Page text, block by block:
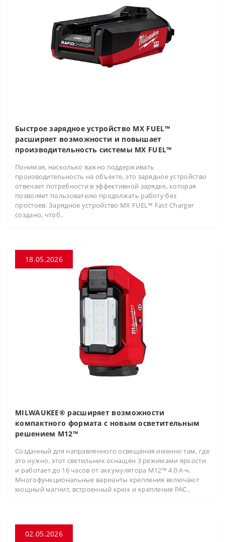
Быстрое зарядное устройство MX FUEL™
расширяет возможности и повышает
производительность системы MX FUEL™
Понимая, насколько важно поддерживать
производительность на объекте, это зарядное устройство
отвечает потребности в эффективной зарядке, которая
позволяет пользователю продолжать работу без
простоев. Зарядное устройство MX FUEL™ Fast Charger
создано, чтоб..
18.05.2026
MILWAUKEE® расширяет возможности
компактного формата с новым осветительным
решением M12™
Созданный для направленного освещения именно там, где
это нужно, этот светильник оснащён 3 режимами яркости
и работает до 16 часов от аккумулятора M12™ 4.0 А·ч.
Многофункциональные варианты крепления включают
мощный магнит, встроенный крюк и крепление PAC..
02.05.2026